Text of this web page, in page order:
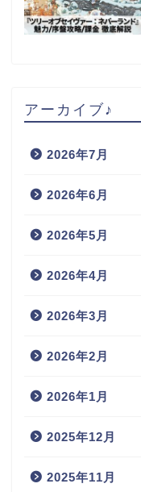
アーカイブ♪
2026年7月
2026年6月
2026年5月
2026年4月
2026年3月
2026年2月
2026年1月
2025年12月
2025年11月